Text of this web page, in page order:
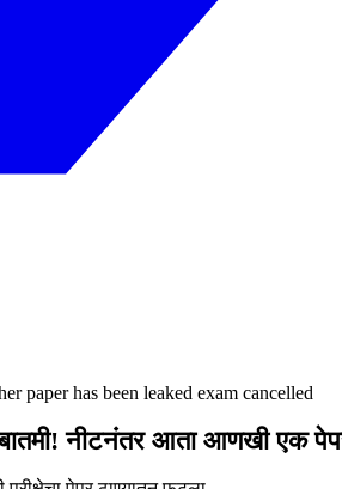
paper has been leaked exam cancelled
नीटनंतर आता आणखी एक पेपर